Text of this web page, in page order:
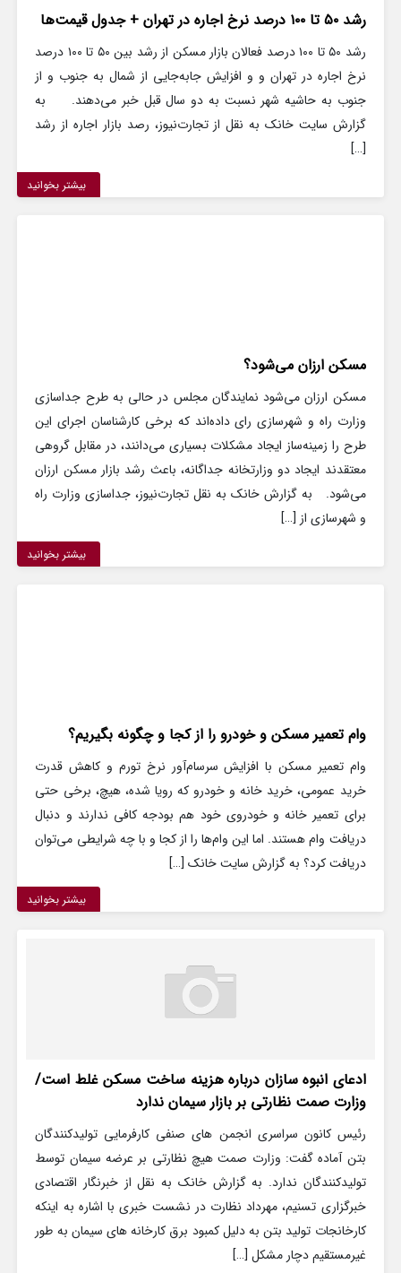
رشد ۵۰ تا ۱۰۰ درصد نرخ‌ اجاره در تهران + جدول قیمت‌ها
رشد ۵۰ تا ۱۰۰ درصد فعالان بازار مسکن از رشد بین ۵۰ تا ۱۰۰ درصد
نرخ‌ اجاره در تهران و و افزایش جابه‌جایی از شمال به جنوب و از
جنوب به حاشیه شهر نسبت به دو سال قبل خبر می‌دهند. به
گزارش سایت خانک به نقل از تجارت‌نیوز، رصد بازار اجاره از رشد
[…]
بیشتر بخوانید
مسکن ارزان می‌شود؟
مسکن ارزان می‌شود نمایندگان مجلس در حالی به طرح جداسازی
وزارت راه و شهرسازی رای داده‌اند که برخی کارشناسان اجرای‌ این
طرح را زمینه‌ساز ایجاد مشکلات بسیاری می‌دانند، در مقابل گروهی
معتقدند ایجاد دو وزارتخانه جداگانه، باعث رشد بازار مسکن ارزان
می‌شود. به گزارش خانک به نقل تجارت‌نیوز، جداسازی وزارت راه
و شهرسازی از […]
بیشتر بخوانید
وام تعمیر مسکن و خودرو را از کجا و چگونه بگیریم؟
وام تعمیر مسکن با افزایش سرسام‌آور نرخ تورم و کاهش قدرت
خرید عمومی، خرید خانه و خودرو که رویا شده، هیچ، برخی حتی
برای تعمیر خانه و خودروی خود هم بودجه کافی ندارند و دنبال
دریافت وام هستند. اما این وام‌ها را از کجا و با چه شرایطی می‌توان
دریافت کرد؟ به گزارش سایت خانک […]
بیشتر بخوانید
ادعای انبوه سازان درباره هزینه ساخت مسکن غلط است/
وزارت صمت نظارتی بر بازار سیمان ندارد
رئیس کانون سراسری انجمن های صنفی کارفرمایی تولیدکنندگان
بتن آماده گفت: وزارت صمت هیچ نظارتی بر عرضه سیمان توسط
تولیدکنندگان ندارد. به گزارش خانک به نقل از خبرنگار اقتصادی
خبرگزاری تسنیم، مهرداد نظارت در نشست خبری با اشاره به اینکه
کارخانجات تولید بتن به دلیل کمبود برق کارخانه های سیمان به طور
غیرمستقیم دچار مشکل […]